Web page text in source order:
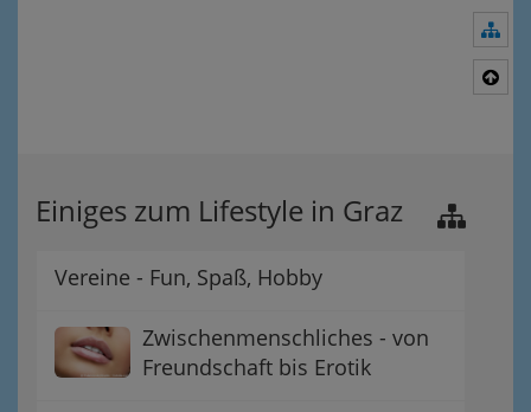
Einiges zum Lifestyle in Graz
Vereine - Fun, Spaß, Hobby
Zwischenmenschliches - von
Freundschaft bis Erotik